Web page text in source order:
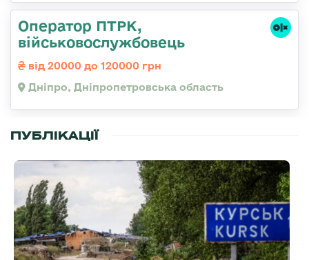
Оператор ПТРК,
військовослужбовець
від 20000 до 120000 грн
Дніпро, Дніпропетровська область
ПУБЛІКАЦІЇ